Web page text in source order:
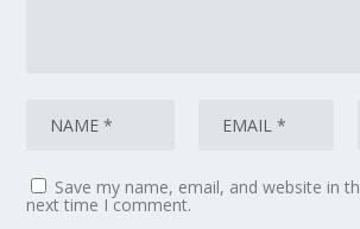
Save my name, email, and website in
next time I comment.